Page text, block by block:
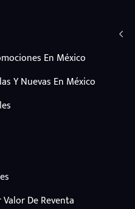
En México
Y Nuevas En México
De Reventa